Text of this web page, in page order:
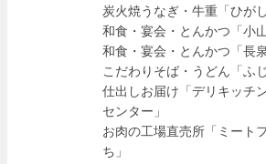
炭火焼うなぎ・牛重「ひがし
和食・宴会・とんかつ「小
和食・宴会・とんかつ「長
こだわりそば・うどん「ふ
仕出しお届け「デリキッチ
センター」
お肉の工場直売所「ミート
ち」